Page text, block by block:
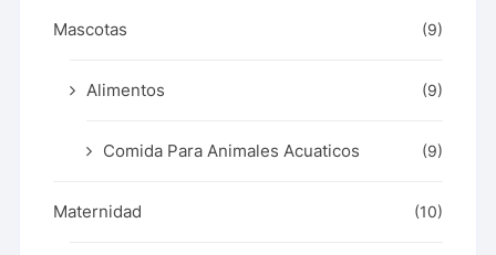
Mascotas (9)
Alimentos (9)
Comida Para Animales Acuaticos (9)
Maternidad (10)